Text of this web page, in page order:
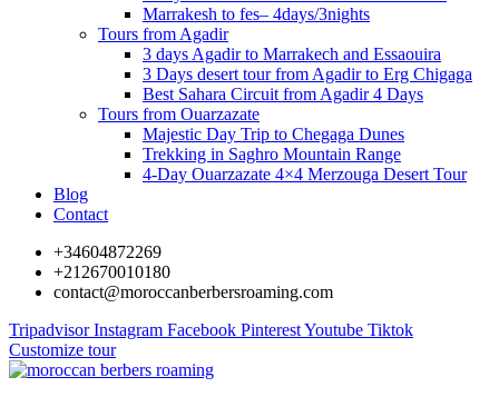
Marrakesh to fes– 4days/3nights
Tours from Agadir
3 days Agadir to Marrakech and Essaouira
3 Days desert tour from Agadir to Erg Chigaga
Best Sahara Circuit from Agadir 4 Days
Tours from Ouarzazate
Majestic Day Trip to Chegaga Dunes
Trekking in Saghro Mountain Range
4-Day Ouarzazate 4×4 Merzouga Desert Tour
Blog
Contact
+34604872269
+212670010180
contact@moroccanberbersroaming.com
Tripadvisor Instagram Facebook PinterestYoutube Tiktok
Customize tour